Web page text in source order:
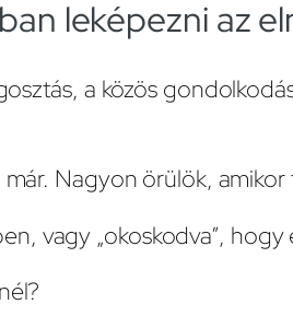
leképezni az
a közös
Nagyon örülök,
vagy „okoskodva”,